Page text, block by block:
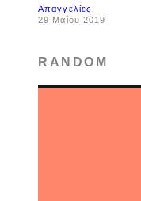
Απαγγελίες
29 Μαΐου 2019
RANDOM